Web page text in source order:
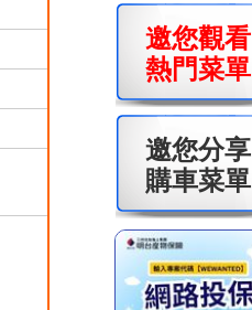
邀您觀看
熱門菜單
邀您分享
購車菜單